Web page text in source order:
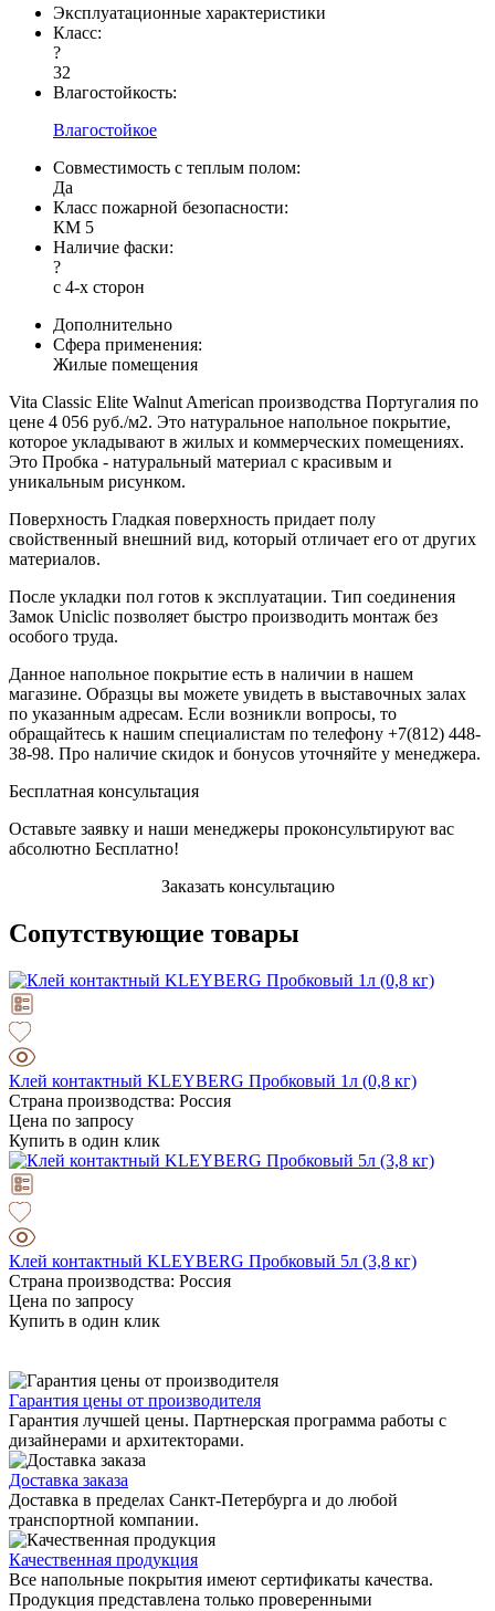
Эксплуатационные характеристики
Класс:
?
32
Влагостойкость:
Влагостойкое
Совместимость с теплым полом:
Да
Класс пожарной безопасности:
КМ 5
Наличие фаски:
?
с 4-х сторон
Дополнительно
Сфера применения:
Жилые помещения
Vita Classic Elite Walnut American производства Португалия по
цене 4 056 руб./м2. Это натуральное напольное покрытие,
которое укладывают в жилых и коммерческих помещениях.
Это Пробка - натуральный материал с красивым и
уникальным рисунком.
Поверхность Гладкая поверхность придает полу
свойственный внешний вид, который отличает его от других
материалов.
После укладки пол готов к эксплуатации. Тип соединения
Замок Uniclic позволяет быстро производить монтаж без
особого труда.
Данное напольное покрытие есть в наличии в нашем
магазине. Образцы вы можете увидеть в выставочных залах
по указанным адресам. Если возникли вопросы, то
обращайтесь к нашим специалистам по телефону +7(812) 448-
38-98. Про наличие скидок и бонусов уточняйте у менеджера.
Бесплатная консультация
Оставьте заявку и наши менеджеры проконсультируют вас
абсолютно Бесплатно!
Заказать консультацию
Сопутствующие товары
Клей контактный KLEYBERG Пробковый 1л (0,8 кг)
Страна производства: Россия
Цена по запросу
Купить в один клик
Клей контактный KLEYBERG Пробковый 5л (3,8 кг)
Страна производства: Россия
Цена по запросу
Купить в один клик
Гарантия цены от производителя
Гарантия лучшей цены. Партнерская программа работы с
дизайнерами и архитекторами.
Доставка заказа
Доставка в пределах Санкт-Петербурга и до любой
транспортной компании.
Качественная продукция
Все напольные покрытия имеют сертификаты качества.
Продукция представлена только проверенными